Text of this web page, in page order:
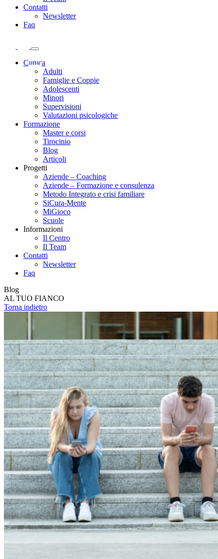
Contatti
Newsletter
Faq
Clinica
Adulti
Famiglie e Coppie
Adolescenti
Minori
Supervisioni
Valutazioni psicologiche
Formazione
Master e corsi
Tirocinio
Blog
Articoli
Progetti
Aziende – Coaching
Aziende – Formazione e consulenza
Metodo Integrato e crisi familiare
SiCura-Mente
MiGioco
Scuole
Informazioni
Il Centro
Il Team
Contatti
Newsletter
Faq
Blog
AL TUO FIANCO
Torna indietro